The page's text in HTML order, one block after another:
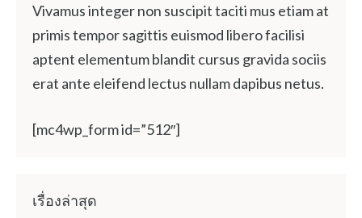
Vivamus integer non suscipit taciti mus etiam at
primis tempor sagittis euismod libero facilisi
aptent elementum blandit cursus gravida sociis
erat ante eleifend lectus nullam dapibus netus.
[mc4wp_form id=”512″]
เรื่องล่าสุด